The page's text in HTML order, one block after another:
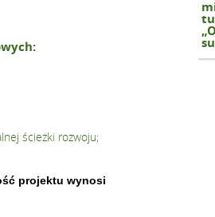
ścieżki rozwoju;
projektu wynosi